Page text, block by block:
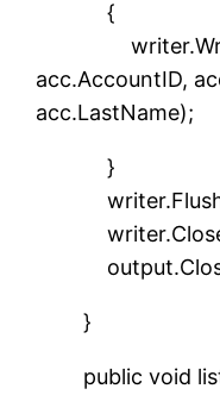
{
acc.AccountID,
acc.LastName);
}
}
public void